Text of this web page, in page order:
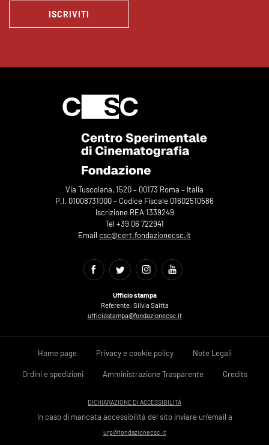
ISCRIVITI
Via Tuscolana, 1520 – 00173 Roma – Italia
P.I. 01008731000 – Codice Fiscale 01602510586
Iscrizione REA 1339249
Tel +39 06 722941
Email csc@cert.fondazionecsc.it
Ufficio stampa
Referente: Silvia Saitta
ufficiostampa@fondazionecsc.it
Home page Privacy e cookie policy Note Legali
Ordini e spedizioni Amministrazione Trasparente Credits
DICHIARAZIONE DI ACCESSIBILITÀ
In caso di mancata accessibilità del sito inviare un'email a
urp@fondazionecsc.it